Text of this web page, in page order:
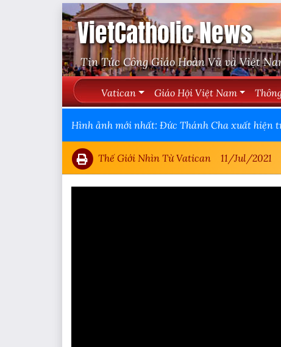
VietCatholic News
Tin Tức Công Giáo Hoàn Vũ và Việt
Vatican Giáo Hội Việt Nam
Hình ảnh mới nhất: Đức Thánh Cha xuất hiện
Thế Giới Nhìn Từ Vatican 11/Jul/2021